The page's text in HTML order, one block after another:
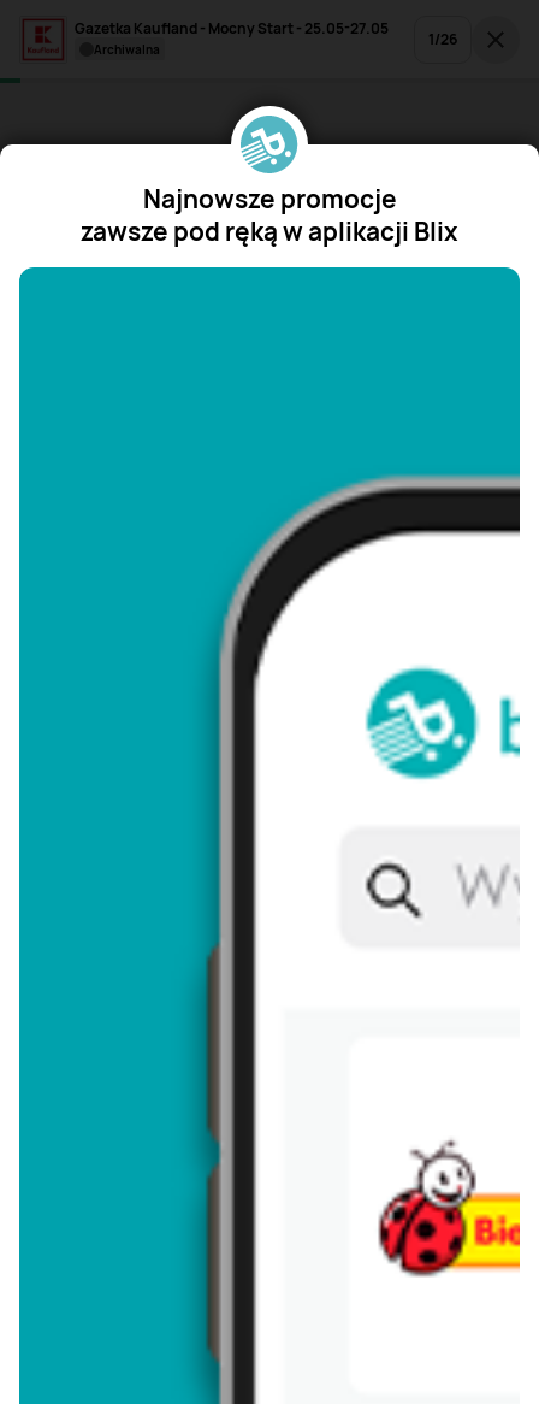
Gazetka Kaufland - Mocny Start - 25.05-27.05
archiwalna 1/26
Najnowsze promocje
zawsze pod ręką w aplikacji Blix
"/>